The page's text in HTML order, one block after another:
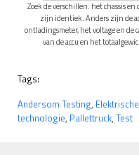
Zoek de verschillen: het chassis en
zijn identiek. Anders zijn de
ontladingsmeter, het voltage en de
van de accu en het
Tags:
Andersom Testing,
technologie, Pallettruck, Test